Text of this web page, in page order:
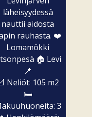
läheisyydessä
nauttii aidosta
rauhasta. ❤️
Lomamökki
🏠 Levi
📍
Neliöt: 105 m2
🛏️
3